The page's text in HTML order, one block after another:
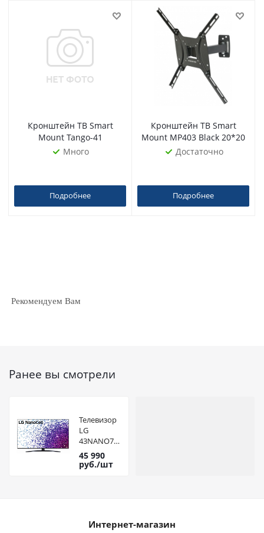
Кронштейн ТВ Smart
Mount Tango-41
Много
Подробнее
Кронштейн ТВ Smart
Mount MP403 Black 20*20
Достаточно
Подробнее
Рекомендуем Вам
Ранее вы смотрели
Телевизор
LG
43NANO766
45 990
руб./шт
Интернет-магазин